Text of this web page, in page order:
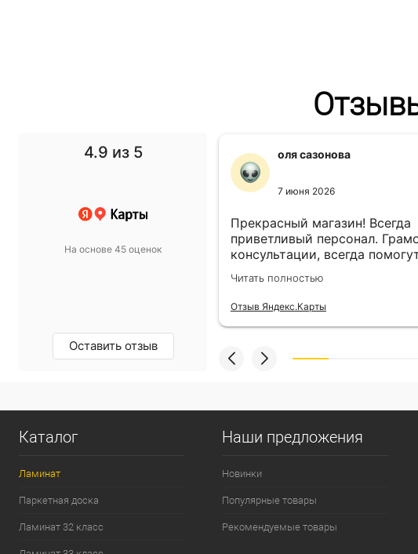
4.9 из 5
На основе 45 оценок
Оставить отзыв
просто супер!
какой хотели.
оля сазонова
7 июня 2026
Прекрасный магазин! Всегда
приветливый персонал.
консультации, всегда
выбором! Всё привезли в
назначенный день!
Читать полностью
Отзыв Яндекс.Карты
Каталог
Ламинат
Паркетная доска
Ламинат 32 класс
Наши предложения
Новинки
Популярные товары
Рекомендуемые товары